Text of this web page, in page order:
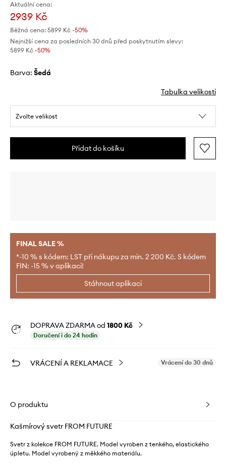
Aktuální cena:
2939 Kč
Běžná cena: 5899 Kč -50%
Nejnižší cena za posledních 30 dnů před poskytnutím slevy:
5899 Kč -50%
Barva: šedá
Tabulka velikosti
Zvolte velikost
Přidat do košíku
FINAL SALE %
*-10 % s kódem: LST při nákupu za min. 2 200 Kč. S kódem
FIN: -15 % v aplikaci!
Stáhnout aplikaci
DOPRAVA ZDARMA od 1800 Kč
Doručení i do 24 hodin
VRÁCENÍ A REKLAMACE Vrácení do 30 dnů
O produktu
Kašmírový svetr FROM FUTURE
Svetr z kolekce FROM FUTURE. Model vyroben z tenkého, elastického
úpletu. Model vyrobený z měkkého materiálu.